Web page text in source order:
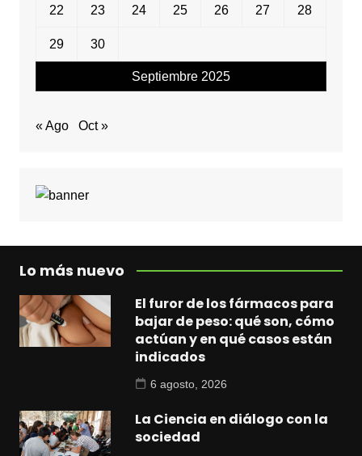
Septiembre 2025
22 23 24 25 26 27 28
29 30
« Ago Oct »
Lo más nuevo
El furor de los fármacos para
bajar de peso: qué son, cómo
actúan y en qué casos están
indicados
6 agosto, 2026
La Ciencia en diálogo con la
sociedad